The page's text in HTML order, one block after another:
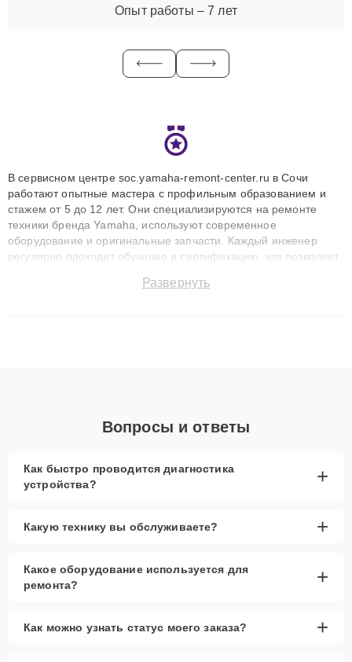
Опыт работы – 7 лет
В сервисном центре soc.yamaha-remont-center.ru в Сочи
работают опытные мастера с профильным образованием и
стажем от 5 до 12 лет. Они специализируются на ремонте
техники бренда Yamaha, используют современное
оборудование и оригинальные запчасти. Каждый инженер
регулярно проходит обучение и сертификацию, что позволяет
технику с сохранением гарантии до 3 лет. Наши мастера
Развернуть
Вопросы и ответы
Как быстро проводится диагностика
устройства?
+
Какую технику вы обслуживаете? +
Какое оборудование используется для
ремонта?
+
Как можно узнать статус моего заказа? +